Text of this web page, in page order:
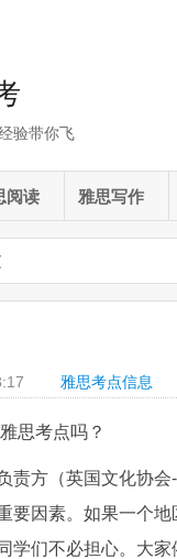
验带你飞
阅读 雅思写作
雅思考点信息
思考点吗？
责方（英国文化协
要因素。如果一个
们不必担心。大